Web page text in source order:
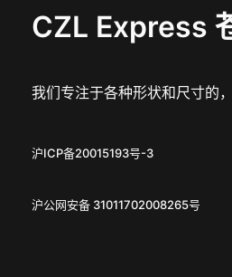
CZL Express
我们专注于各种形状和尺寸的
沪ICP备20015193号-3
沪公网安备 31011702008265号